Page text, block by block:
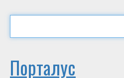
Порталус